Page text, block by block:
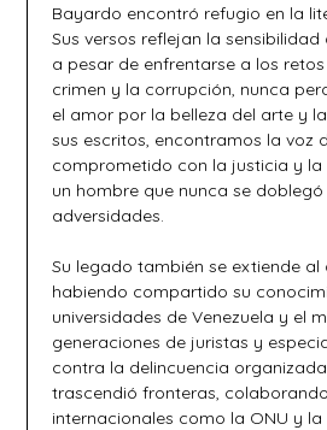
Bayardo encontró refugio en la
Sus versos reflejan la
a pesar de enfrentarse a los
crimen y la corrupción, nunca
el amor por la belleza del arte y
sus escritos, encontramos la voz
comprometido con la justicia y la
un hombre que nunca se
adversidades.
Su legado también se extiende
habiendo compartido su
universidades de Venezuela y el
generaciones de juristas y
contra la delincuencia
trascendió fronteras,
internacionales como la ONU y la